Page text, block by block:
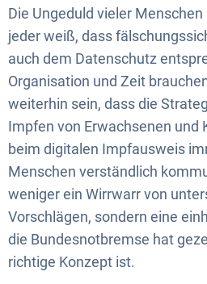
Die Ungeduld vieler
jeder weiß, dass
auch dem Datenschutz
Organisation und Zeit
weiterhin sein, dass die
Impfen von Erwachsenen und
beim digitalen Impfausweis
Menschen verständlich
weniger ein Wirrwarr von
Vorschlägen, sondern eine
die Bundesnotbremse hat
richtige Konzept ist.